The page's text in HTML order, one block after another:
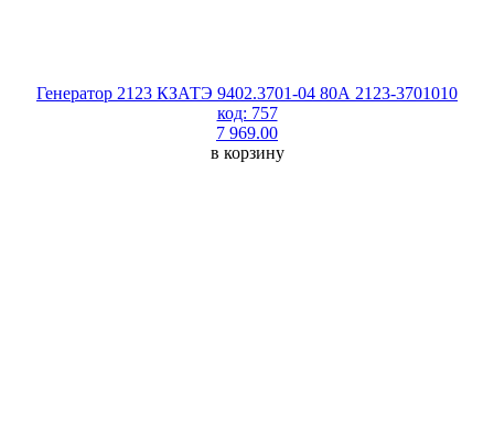
Генератор 2123 КЗАТЭ 9402.3701-04 80А 2123-3701010
код: 757
7 969.00
в корзину